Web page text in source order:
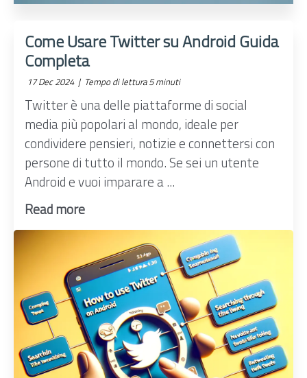
Come Usare Twitter su Android Guida
Completa
17 Dec 2024 | Tempo di lettura 5 minuti
Twitter è una delle piattaforme di social
media più popolari al mondo, ideale per
condividere pensieri, notizie e connettersi con
persone di tutto il mondo. Se sei un utente
Android e vuoi imparare a ...
Read more